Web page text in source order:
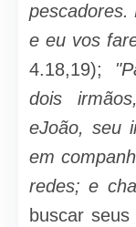
pescadores.
e eu vos
4.18,19);
dois
eJoão, seu
em
redes; e
bus­car